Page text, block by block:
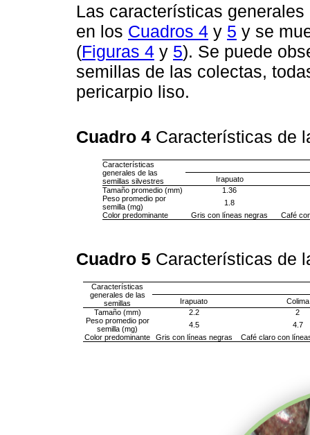
Las características
en los Cuadros 4 y 5 y se
(Figuras 4 y 5). Se puede
semillas de las colectas,
pericarpio liso.
Cuadro 4 Características de
Características
generales de las
semillas silvestres
Irapuato
Tamaño promedio (mm)
1.36
Peso promedio por
semilla (mg)
1.8
Color predominante
Gris con líneas negras Café
Cuadro 5 Características de
Características
generales de las
semillas
Irapuato
Colima
Tamaño (mm)
2.2
2
Peso promedio por
semilla (mg)
4.5
4.7
Color predominante
Gris con líneas negras Café claro con